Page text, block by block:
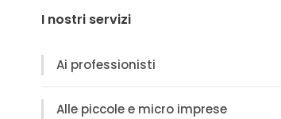
I nostri servizi
Ai professionisti
Alle piccole e micro imprese